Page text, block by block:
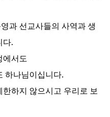
과 선교사들의 사역과 생
다.
에서도
하나님이십니다.
하지 않으시고 우리로 보